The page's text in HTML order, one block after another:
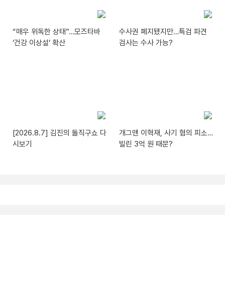
“매우 위독한 상태”…모즈타바
‘건강 이상설’ 확산
수사권 폐지됐지만…특검 파견
검사는 수사 가능?
[2026.8.7] 김진의 돌직구쇼 다
시보기
개그맨 이혁재, 사기 혐의 피소…
빌린 3억 원 때문?